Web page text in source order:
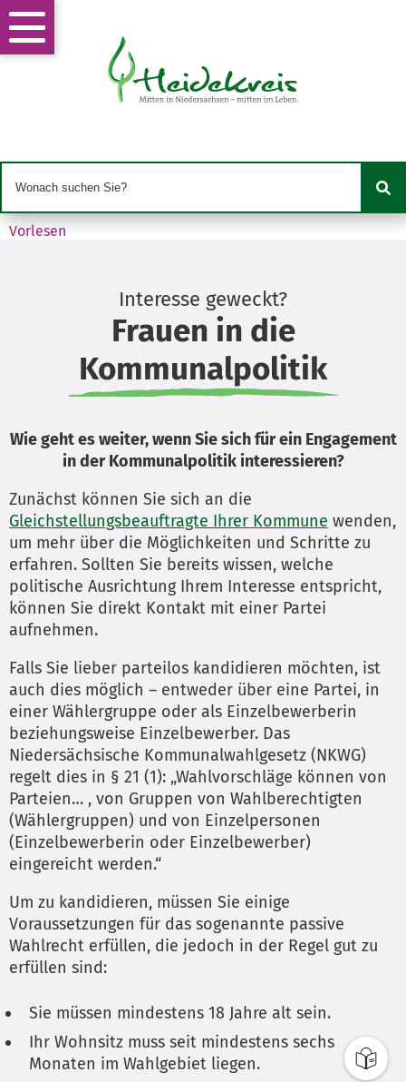
Vorlesen
Interesse geweckt?
Frauen in die
Kommunalpolitik
Wie geht es weiter, wenn Sie sich für ein Engagement
in der Kommunalpolitik interessieren?
Zunächst können Sie sich an die
Gleichstellungsbeauftragte Ihrer Kommune wenden,
um mehr über die Möglichkeiten und Schritte zu
erfahren. Sollten Sie bereits wissen, welche
politische Ausrichtung Ihrem Interesse entspricht,
können Sie direkt Kontakt mit einer Partei
aufnehmen.
Falls Sie lieber parteilos kandidieren möchten, ist
auch dies möglich – entweder über eine Partei, in
einer Wählergruppe oder als Einzelbewerberin
beziehungsweise Einzelbewerber. Das
Niedersächsische Kommunalwahlgesetz (NKWG)
regelt dies in § 21 (1): „Wahlvorschläge können von
Parteien… , von Gruppen von Wahlberechtigten
(Wählergruppen) und von Einzelpersonen
(Einzelbewerberin oder Einzelbewerber)
eingereicht werden.“
Um zu kandidieren, müssen Sie einige
Voraussetzungen für das sogenannte passive
Wahlrecht erfüllen, die jedoch in der Regel gut zu
erfüllen sind:
Sie müssen mindestens 18 Jahre alt sein.
Ihr Wohnsitz muss seit mindestens sechs
Monaten im Wahlgebiet liegen.